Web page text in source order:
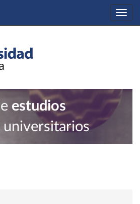
estudios
universitarios